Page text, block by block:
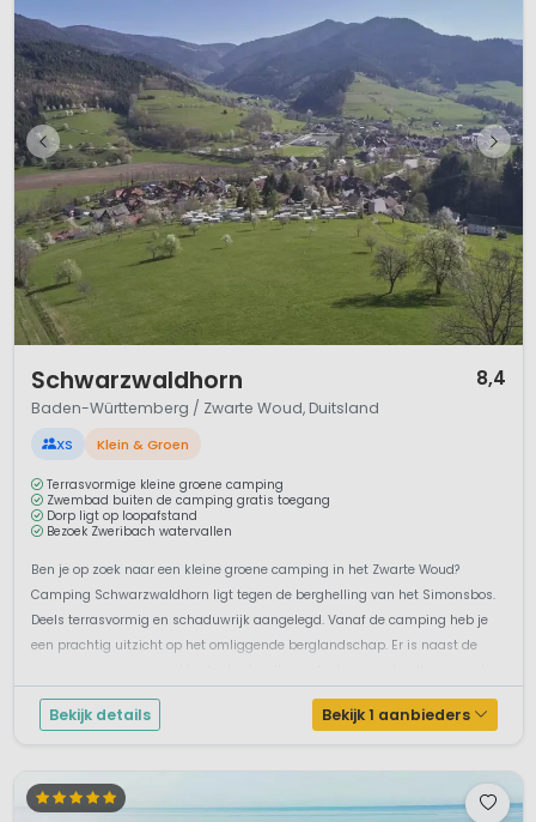
Schwarzwaldhorn 8,4
Baden-Württemberg / Zwarte Woud, Duitsland
XS Klein & Groen
Terrasvormige kleine groene camping
Zwembad buiten de camping gratis toegang
Dorp ligt op loopafstand
Bezoek Zweribach watervallen
Ben je op zoek naar een kleine groene camping in het Zwarte Woud?
Camping Schwarzwaldhorn ligt tegen de berghelling van het Simonsbos.
Deels terrasvormig en schaduwrijk aangelegd. Vanaf de camping heb je
een prachtig uitzicht op het omliggende berglandschap. Er is naast de
van cam...
Bekijk details Bekijk 1 aanbieders